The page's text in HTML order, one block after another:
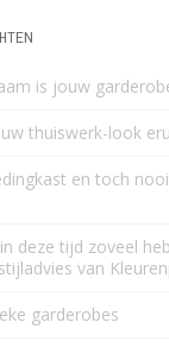
is jouw
thuiswerk-look
en toch
deze tijd zoveel
van
garderobes